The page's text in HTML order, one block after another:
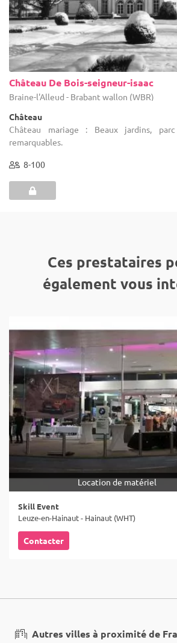
Château De Bois-seigneur-isaac
Braine-l'Alleud - Brabant wallon (WBR)
Château
Château mariage : Beaux jardins,
remarquables.
8-100
Ces prestataires
également vous
Location de matériel
Skill Event
Leuze-en-Hainaut - Hainaut (WHT)
Contacter
Autres villes à proximité de